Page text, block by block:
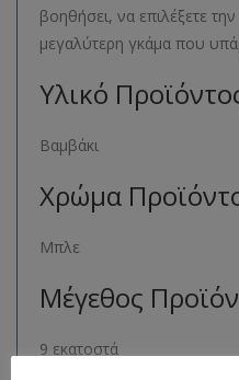
βοηθήσει, να επιλέξετε
μεγαλύτερη γκάμα που
Υλικό
Βαμβάκι
Χρώμα
Μπλε
Μέγεθος
9 εκατοστά